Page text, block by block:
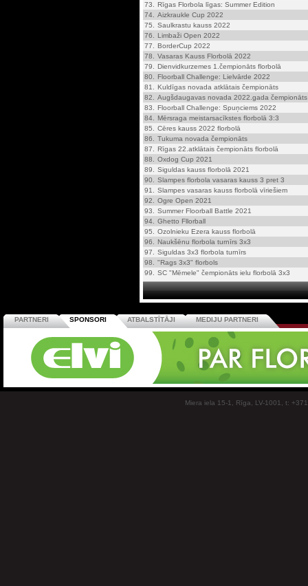
73.
Rīgas Florbola līgas: Summer Edition
74.
Aizkraukle Cup 2022
75.
Saulkrastu kauss 2022
76.
Limbaži Open 2022
77.
BorderCup 2022
78.
Vasaras Kauss Florbolā 2022
79.
Dienvidkurzemes 1.čempionāts florbolā
80.
Floorball Challenge: Lielvārde 2022
81.
Kuldīgas novada atklātais čempionāts
82.
Augšdaugavas novada 2022.gada čempionāts
83.
Floorball Challenge: Spuņciems 2022
84.
Mērsraga meistarsacīkstes florbolā 3:3
85.
Cēres kauss 2022 florbolā
86.
Tukuma novada čempionāts
87.
Rīgas 22.atklātais čempionāts florbolā
88.
Oxdog Cup 2021
89.
Siguldas kauss florbolā 2021
90.
Slampes florbola vasaras kauss 3 pret 3
91.
Slampes vasaras kauss florbolā vīriešiem
92.
Ogre Open 2021
93.
Summer Floorball Battle 2021
94.
Ghetto Fllorball
95.
Ozolnieku Ezera kauss florbolā
96.
Naukšēnu florbola turnīrs 3x3
97.
Siguldas 3x3 florbola turnīrs
98.
"Rags 3x3" florbols
99.
SC "Mēmele" čempionāts ielu florbolā 3x3
PARTNERI SPONSORI ATBALSTĪTĀJI MEDIJU PARTNERI
Miera iela 15-1, Rīga, LV-1001, t: